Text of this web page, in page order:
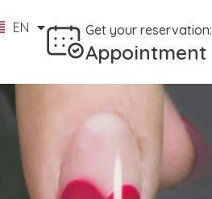
EN
ID Get your reservation:
Appointment